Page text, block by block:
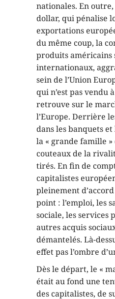
nationales. En
dollar, qui pénalise
exportations
du même coup, la
produits américains
internationaux,
sein de l’Union
qui n’est pas vendu
retrouve sur le
l’Europe. Derrière
dans les banquets
la « grande famille
couteaux de la
tirés. En fin de
capitalistes
pleinement
point : l’emploi, les
sociale, les services
autres acquis
démantelés. Là-
effet pas l’ombre
Dès le départ, le «
était au fond une
des capitalistes, de